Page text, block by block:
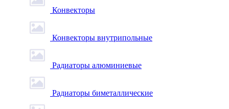
Конвекторы
Конвекторы внутрипольные
Радиаторы алюминиевые
Радиаторы биметаллические